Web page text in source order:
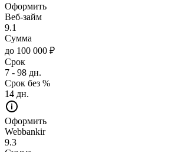
Оформить
Веб-займ
9.1
Сумма
до 100 000 ₽
Срок
7 - 98 дн.
Срок без %
14 дн.
Оформить
Webbankir
9.3